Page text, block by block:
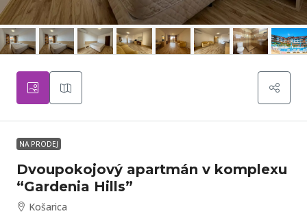
NA PRODEJ
Dvoupokojový apartmán v komplexu
“Gardenia Hills”
Košarica